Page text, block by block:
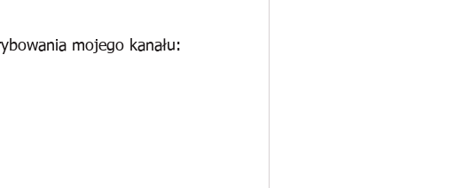
mojego kanału: